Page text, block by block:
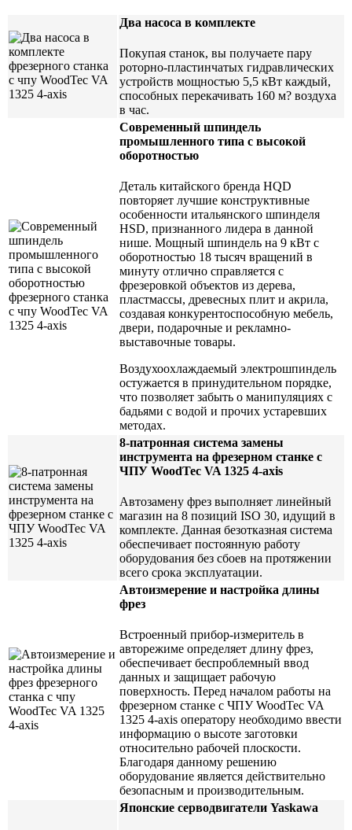
Два насоса в комплекте
Покупая станок, вы получаете пару
роторно-пластинчатых гидравлических
устройств мощностью 5,5 кВт каждый,
способных перекачивать 160 м? воздуха
в час.
Современный шпиндель
промышленного типа с высокой
оборотностью
Деталь китайского бренда HQD
повторяет лучшие конструктивные
особенности итальянского шпинделя
HSD, признанного лидера в данной
нише. Мощный шпиндель на 9 кВт с
оборотностью 18 тысяч вращений в
минуту отлично справляется с
фрезеровкой объектов из дерева,
пластмассы, древесных плит и акрила,
создавая конкурентоспособную мебель,
двери, подарочные и рекламно-
выставочные товары.
Воздухоохлаждаемый электрошпиндель
остужается в принудительном порядке,
что позволяет забыть о манипуляциях с
бадьями с водой и прочих устаревших
методах.
8-патронная система замены
инструмента на фрезерном станке с
ЧПУ WoodTec VA 1325 4-axis
Автозамену фрез выполняет линейный
магазин на 8 позиций ISO 30, идущий в
комплекте. Данная безотказная система
обеспечивает постоянную работу
оборудования без сбоев на протяжении
всего срока эксплуатации.
Автоизмерение и настройка длины
фрез
Встроенный прибор-измеритель в
авторежиме определяет длину фрез,
обеспечивает беспроблемный ввод
данных и защищает рабочую
поверхность. Перед началом работы на
фрезерном станке с ЧПУ WoodTec VA
1325 4-axis оператору необходимо ввести
информацию о высоте заготовки
относительно рабочей плоскости.
Благодаря данному решению
оборудование является действительно
безопасным и производительным.
Японские серводвигатели Yaskawa